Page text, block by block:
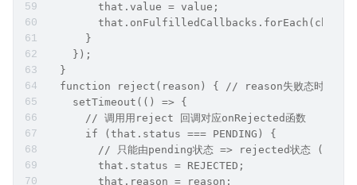
        that.value = value;
that.onFulfilledCallbacks.forEach(cb =>
      }
    });
  }
function reject(reason) { // reason失败态时接收的
    setTimeout(() => {
      // 调⽤用reject 回调对应onRejected函数
      if (that.status === PENDING) {
// 只能由pending状态 => rejected状态 (避免
        that.status = REJECTED;
        that.reason = reason;